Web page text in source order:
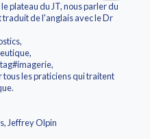
plateau du JT, nous parler du
de l'anglais avec le Dr
tous les praticiens qui traitent
Jeffrey Olpin